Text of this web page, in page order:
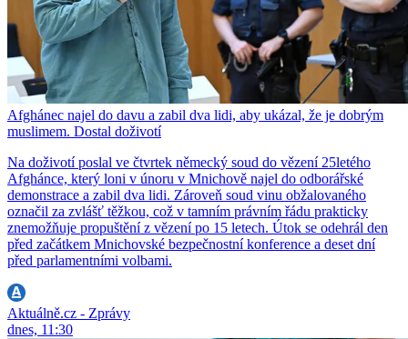
Afghánec najel do davu a zabil dva lidi, aby ukázal, že je dobrým
muslimem. Dostal doživotí
Na doživotí poslal ve čtvrtek německý soud do vězení 25letého
Afghánce, který loni v únoru v Mnichově najel do odborářské
demonstrace a zabil dva lidi. Zároveň soud vinu obžalovaného
označil za zvlášť těžkou, což v tamním právním řádu prakticky
znemožňuje propuštění z vězení po 15 letech. Útok se odehrál den
před začátkem Mnichovské bezpečnostní konference a deset dní
před parlamentními volbami.
Aktuálně.cz - Zprávy
dnes, 11:30